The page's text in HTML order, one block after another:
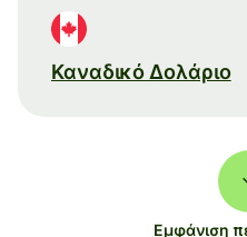
Καναδικό Δολάριο
Εμφάνιση